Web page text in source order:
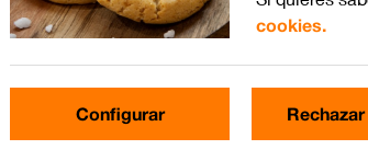
cookies.
Configurar Rechazar